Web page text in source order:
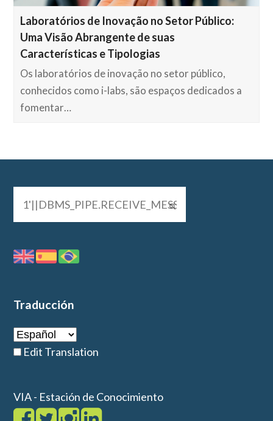
Laboratórios de Inovação no Setor Público:
Uma Visão Abrangente de suas
Características e Tipologias
Os laboratórios de inovação no setor público,
conhecidos como i-labs, são espaços dedicados a
fomentar…
Traducción
Edit Translation
VIA - Estación de Conocimiento